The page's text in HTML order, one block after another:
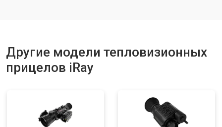
Другие модели тепловизионных
прицелов iRay